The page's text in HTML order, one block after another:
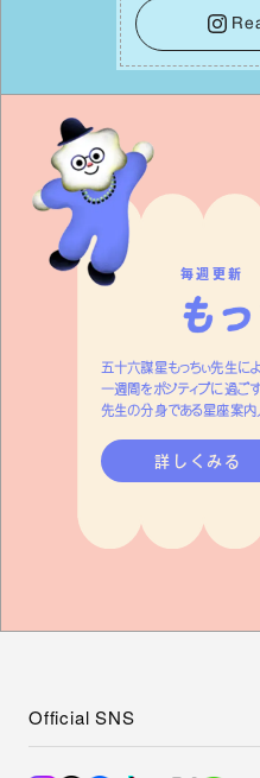
時間を使いましょう
ネルギーを蓄え、
変えましょう。
毎週更新
五十六謀星もっちぃ先生に
一週間をポジティブに過ごす
先生の分身である星座案内人
詳しくみる
Official SNS